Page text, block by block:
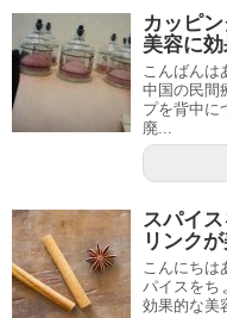
カッピ
美容に
こんばんは
中国の民間
プを背中に
廃...
スパイ
リンク
こんにちは
パイスをち
効果的な美